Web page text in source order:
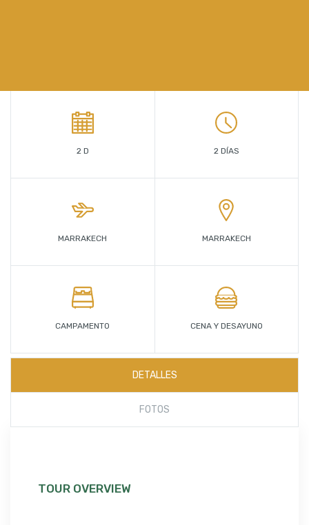
2 D 2 DÍAS
MARRAKECH MARRAKECH
CAMPAMENTO CENA Y DESAYUNO
DETALLES
FOTOS
TOUR OVERVIEW